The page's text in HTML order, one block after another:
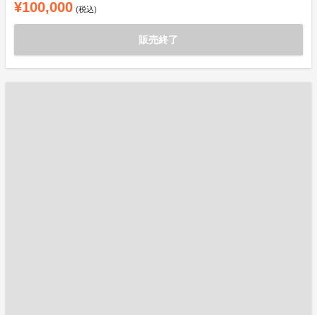
¥100,000 (税込)
販売終了